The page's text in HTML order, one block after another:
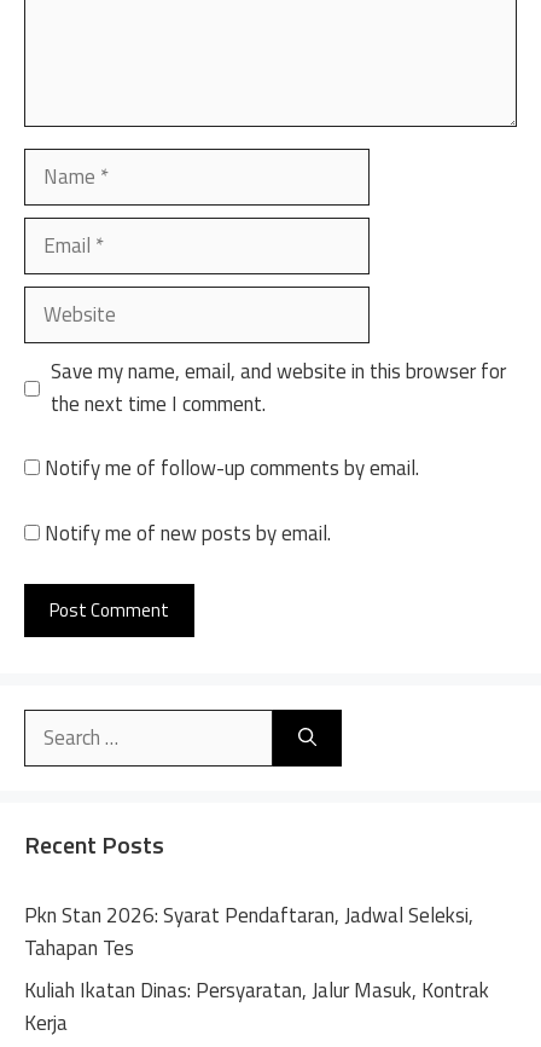
Name
Email
Website
Save my name, email, and website in this browser for
the next time I comment.
Notify me of follow-up comments by email.
Notify me of new posts by email.
e
a
i
v
e
:
Search
Recent Posts
Pkn Stan 2026: Syarat Pendaftaran, Jadwal Seleksi,
Tahapan Tes
Kuliah Ikatan Dinas: Persyaratan, Jalur Masuk, Kontrak
Kerja